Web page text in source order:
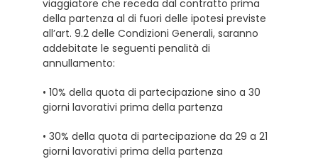
viaggiatore che receda dal contratto prima
della partenza al di fuori delle ipotesi previste
all’art. 9.2 delle Condizioni Generali, saranno
addebitate le seguenti penalità di
annullamento:
• 10% della quota di partecipazione sino a 30
giorni lavorativi prima della partenza
• 30% della quota di partecipazione da 29 a 21
giorni lavorativi prima della partenza